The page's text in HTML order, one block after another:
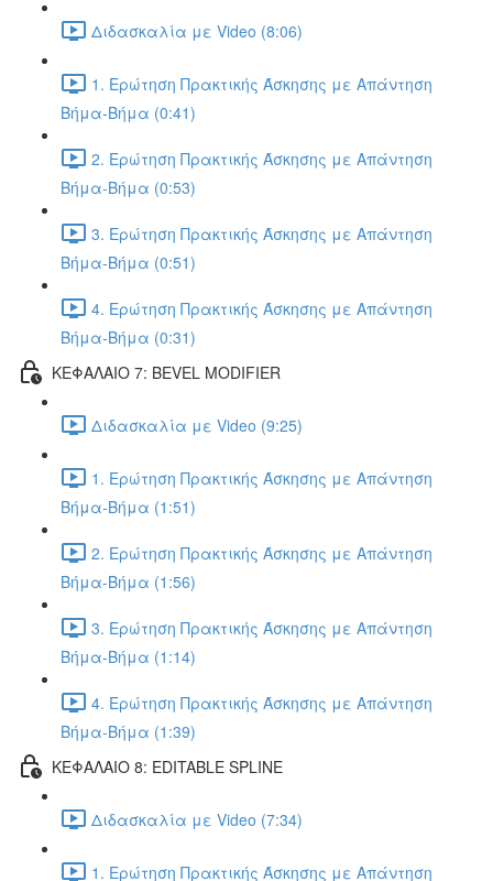
Διδασκαλία με Video (8:06)
1. Ερώτηση Πρακτικής Άσκησης με Απάντηση
Βήμα-Βήμα (0:41)
2. Ερώτηση Πρακτικής Άσκησης με Απάντηση
Βήμα-Βήμα (0:53)
3. Ερώτηση Πρακτικής Άσκησης με Απάντηση
Βήμα-Βήμα (0:51)
4. Ερώτηση Πρακτικής Άσκησης με Απάντηση
Βήμα-Βήμα (0:31)
ΚΕΦΑΛΑΙΟ 7: BEVEL MODIFIER
Διδασκαλία με Video (9:25)
1. Ερώτηση Πρακτικής Άσκησης με Απάντηση
Βήμα-Βήμα (1:51)
2. Ερώτηση Πρακτικής Άσκησης με Απάντηση
Βήμα-Βήμα (1:56)
3. Ερώτηση Πρακτικής Άσκησης με Απάντηση
Βήμα-Βήμα (1:14)
4. Ερώτηση Πρακτικής Άσκησης με Απάντηση
Βήμα-Βήμα (1:39)
ΚΕΦΑΛΑΙΟ 8: EDITABLE SPLINE
Διδασκαλία με Video (7:34)
1. Ερώτηση Πρακτικής Άσκησης με Απάντηση